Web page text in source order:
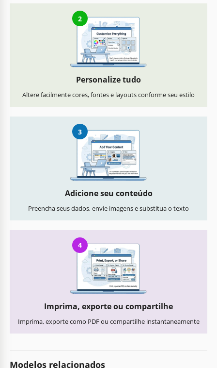
2
Personalize tudo
Altere facilmente cores, fontes e layouts conforme seu estilo
3
Adicione seu conteúdo
Preencha seus dados, envie imagens e substitua o texto
4
Imprima, exporte ou compartilhe
Imprima, exporte como PDF ou compartilhe instantaneamente
Modelos relacionados